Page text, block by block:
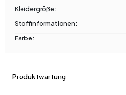
Kleidergröße:
Stoffinformationen:
Farbe:
Produktwartung